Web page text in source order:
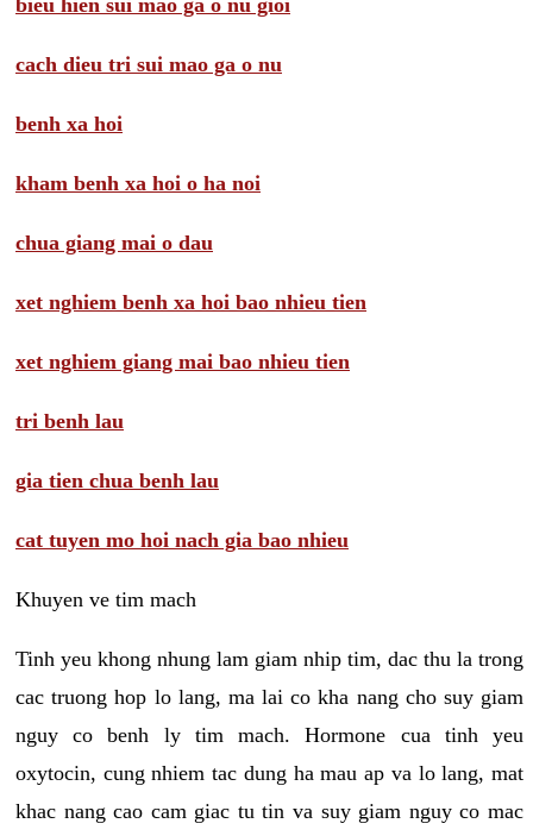
bieu hien sui mao ga o nu gioi
cach dieu tri sui mao ga o nu
benh xa hoi
kham benh xa hoi o ha noi
chua giang mai o dau
xet nghiem benh xa hoi bao nhieu tien
xet nghiem giang mai bao nhieu tien
tri benh lau
gia tien chua benh lau
cat tuyen mo hoi nach gia bao nhieu
Khuyen ve tim mach
Tinh yeu khong nhung lam giam nhip tim, dac thu la trong
cac truong hop lo lang, ma lai co kha nang cho suy giam
nguy co benh ly tim mach. Hormone cua tinh yeu
oxytocin, cung nhiem tac dung ha mau ap va lo lang, mat
khac nang cao cam giac tu tin va suy giam nguy co mac